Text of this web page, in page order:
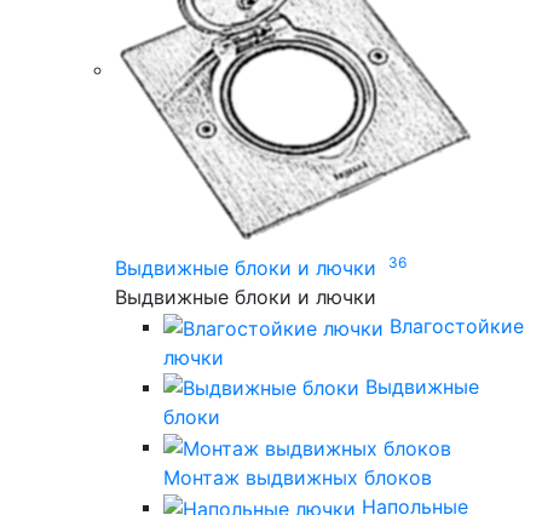
Выдвижные блоки и лючки 36
Выдвижные блоки и лючки
Влагостойкие
лючки
Выдвижные
блоки
Монтаж выдвижных блоков
Напольные